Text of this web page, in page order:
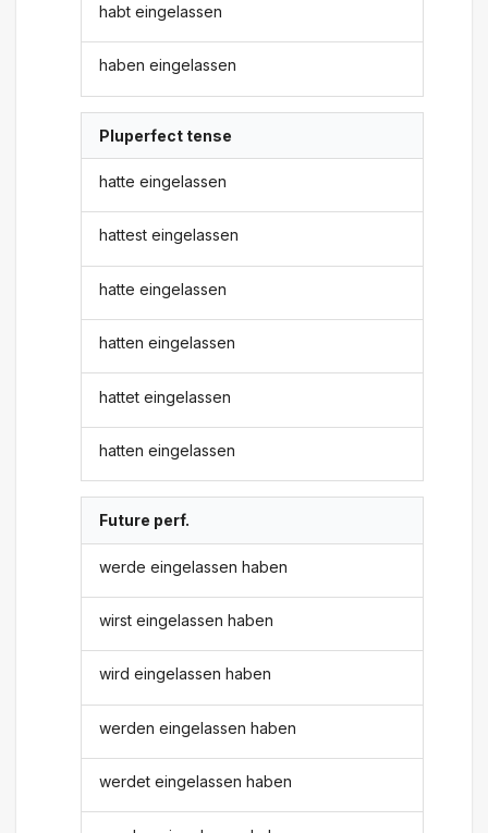
habt eingelassen
haben eingelassen
Pluperfect tense
hatte eingelassen
hattest eingelassen
hatte eingelassen
hatten eingelassen
hattet eingelassen
hatten eingelassen
Future perf.
werde eingelassen haben
wirst eingelassen haben
wird eingelassen haben
werden eingelassen haben
werdet eingelassen haben